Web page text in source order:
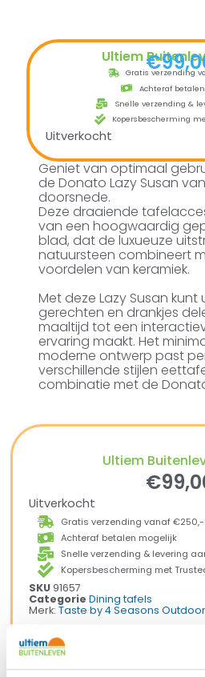
Ultiem€
Gratis verzending
Achteraf
Snelle verzending &
Kopersbescherming
Uitverkocht
Geniet van optimaal
de Donato Lazy Susan
doorsnede.
Deze draaiende
van een hoogwaardig
blad, dat de luxueuze
natuursteen combineert
voordelen van keramiek.
Met deze Lazy Susan
gerechten en drankjes
maaltijd tot een
ervaring maakt. Het
moderne ontwerp past
verschillende stijlen
combinatie met de
Ultiem
€
Uitverkocht
Gratis verzending vanaf
Achteraf betalen mogelijk
Snelle verzending & levering
Kopersbescherming met
SKU91657
Categorie Dining tafels
Merk:Taste by 4 Seasons Outdoor
Merk
Taste by 4 Seasons Outdoor